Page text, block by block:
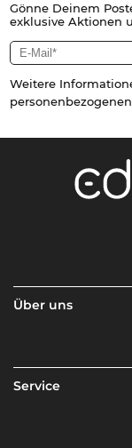
Gönne Deinem
exklusive Aktionen
Weitere
Über uns
Service